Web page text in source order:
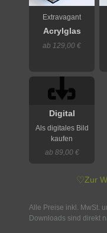
Extravagant
Acrylglas
ab 129,00 €
Digital
Als digitales Bild
kaufen
ab 89,00 €
♡Zur
Alle Preise inkl. MwSt.
Downloads sind direkt